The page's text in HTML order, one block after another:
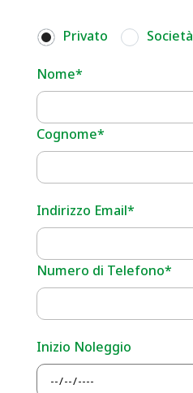
Privato Società
Nome*
Cognome*
Indirizzo Email*
Numero di Telefono*
Inizio Noleggio